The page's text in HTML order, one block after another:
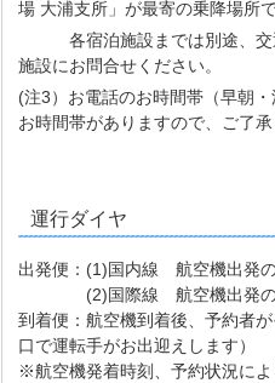
場 大浦支所」が最寄の乗降場所で
各宿泊施設までは別途、交
施設にお問合せください。
(注3）お電話のお時間帯（早朝
お時間帯がありますので、ご了承
運行ダイヤ
出発便：(1)国内線 航空機出発
(2)国際線 航空機出発の
到着便：航空機到着後、予約者
口で運転手がお出迎えします）
※航空機発着時刻、予約状況に